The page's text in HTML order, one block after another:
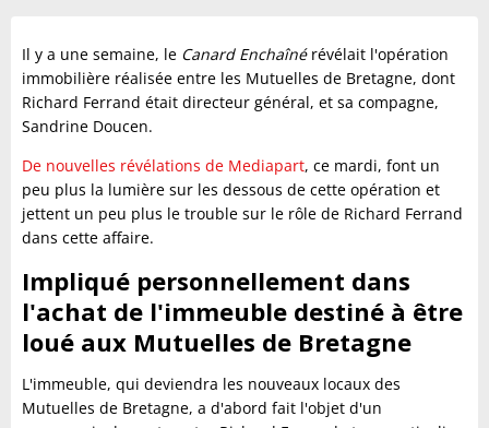
Il y a une semaine, le Canard Enchaînérévélait l'opération
immobilière réalisée entre les Mutuelles de Bretagne, dont
Richard Ferrand était directeur général, et sa compagne,
Sandrine Doucen.
De nouvelles révélations de Mediapart, ce mardi, font un
peu plus la lumière sur les dessous de cette opération et
jettent un peu plus le trouble sur le rôle de Richard Ferrand
dans cette affaire.
Impliqué personnellement dans
l'achat de l'immeuble destiné à être
loué aux Mutuelles de Bretagne
L'immeuble, qui deviendra les nouveaux locaux des
Mutuelles de Bretagne, a d'abord fait l'objet d'un